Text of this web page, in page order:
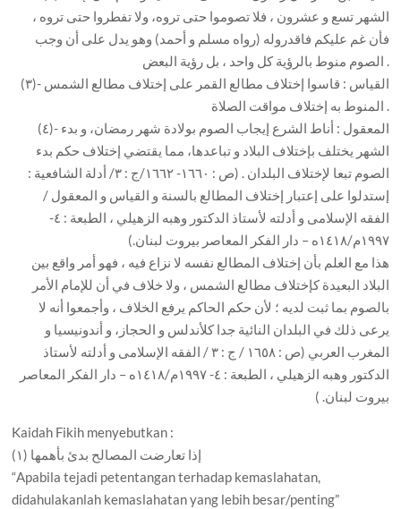
الشهر تسع و عشرون ، فلا تصوموا حتى تروه، ولا تفطروا حتى تروه ،
فأن غم عليكم فاقدروله (رواه مسلم و أحمد) وهو يدل على أن وجب
الصوم منوط بالرؤية كل واحد ، بل رؤية البعض .
(٣)- القياس : قاسوا إختلاف مطالع القمر على إختلاف مطالع الشمس
المنوط به إختلاف مواقت الصلاة .
(٤)- المعقول : أناط الشرع إيجاب الصوم بولادة شهر رمضان، و بدء
الشهر يختلف بإختلاف البلاد و تباعدها، مما يقتضي إختلاف حكم بدء
الصوم تبعا لإختلاف البلدان . (ص : ١٦٦٠- ١٦٦٢/ج : ٣/ أدلة الشافعية :
إستدلوا على إعتبار إختلاف المطالع بالسنة و القياس و المعقول /
الفقه الإسلامى و أدلته لأستاذ الدكتور وهبه الزهيلي ، الطبعة : ٤-
١٩٩٧م/١٤١٨ه – دار الفكر المعاصر بيروت لبنان.)
هذا مع العلم بأن إختلاف المطالع نفسه لا نزاع فيه ، فهو أمر واقع بين
البلاد البعيدة كإختلاف مطالع الشمس ، ولا خلاف في أن للإمام الأمر
بالصوم بما ثبت لديه ؛ لأن حكم الحاكم يرفع الخلاف ، وأجمعوا أنه لا
يرعى ذلك في البلدان النائية جدا كلأندلس و الحجاز، و أندونيسيا و
المغرب العربي (ص : ١٦٥٨ / ج : ٣ / الفقه الإسلامى و أدلته لأستاذ
الدكتور وهبه الزهيلي ، الطبعة : ٤- ١٩٩٧م/١٤١٨ه – دار الفكر المعاصر
بيروت لبنان. )
Kaidah Fikih menyebutkan :
(١) إذا تعارضت المصالح بدئ بأهمها
“Apabila tejadi petentangan terhadap kemaslahatan,
didahulakanlah kemaslahatan yang lebih besar/penting”